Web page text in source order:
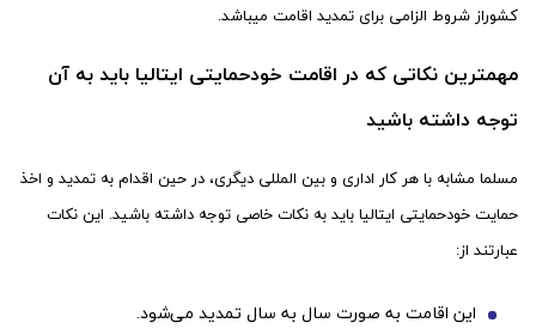
کشوراز شروط الزامی برای تمدید اقامت میباشد.
مهمترین نکاتی که در اقامت خودحمایتی ایتالیا باید به آن
توجه داشته باشید
مسلما مشابه با هر کار اداری و بین المللی دیگری، در حین اقدام به تمدید و اخذ
حمایت خودحمایتی ایتالیا باید به نکات خاصی توجه داشته باشید. این نکات
عبارتند از:
این اقامت به صورت سال به سال تمدید می‌شود.